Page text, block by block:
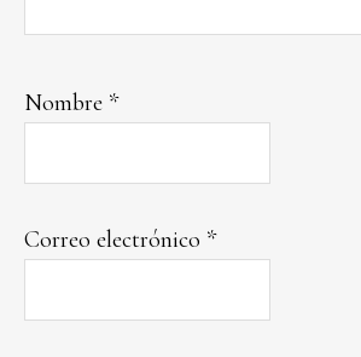
Nombre *
Correo electrónico *